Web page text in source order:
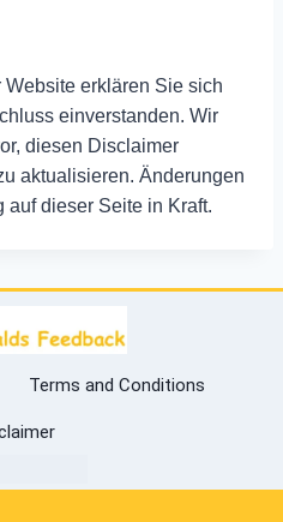
erklären Sie sich
einverstanden. Wir
diesen Disclaimer
aktualisieren. Änderungen
auf dieser Seite in Kraft.
Terms and Conditions